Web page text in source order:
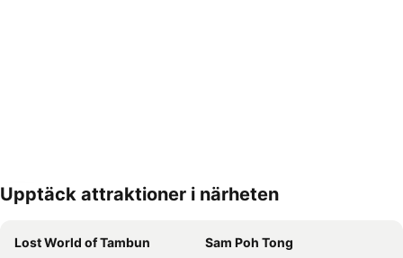
Förstora kartan
Upptäck attraktioner i närheten
Lost World of Tambun Sam Poh Tong